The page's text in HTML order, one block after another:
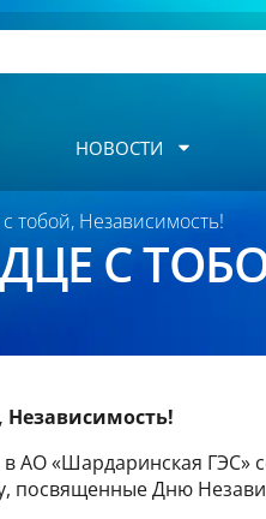
НОВОСТИ
тобой, Независимость!
С
Независимость!
в АО «Шардаринская
посвященные Дню